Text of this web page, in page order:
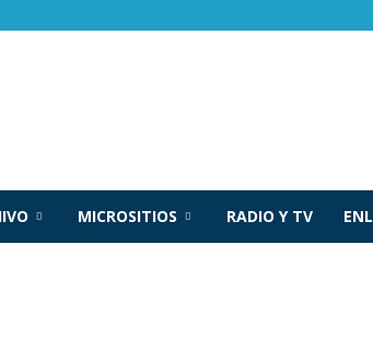
MICROSITIOS RADIO Y TV